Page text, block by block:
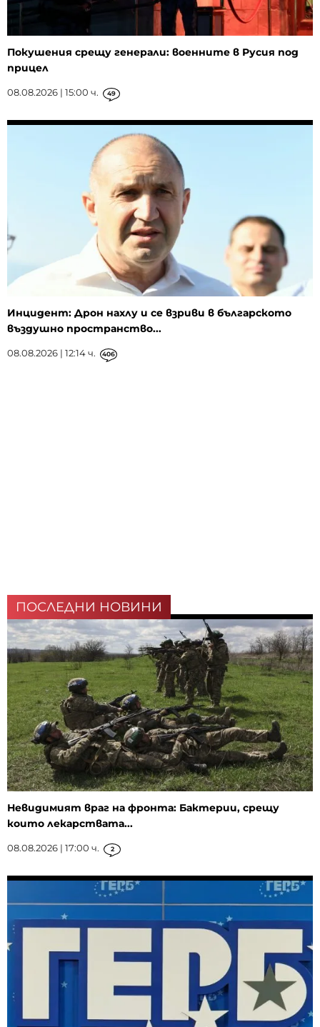
Покушения срещу генерали: военните в Русия под
прицел
08.08.2026 | 15:00 ч. 49
Инцидент: Дрон нахлу и се взриви в българското
въздушно пространство...
08.08.2026 | 12:14 ч. 406
ПОСЛЕДНИ НОВИНИ
Невидимият враг на фронта: Бактерии, срещу
които лекарствата...
08.08.2026 | 17:00 ч. 2